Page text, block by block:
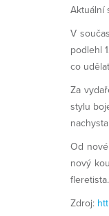
Aktuální
V
podlehl
co
Za
stylu
Od
nový
fleretista.
Zdroj: